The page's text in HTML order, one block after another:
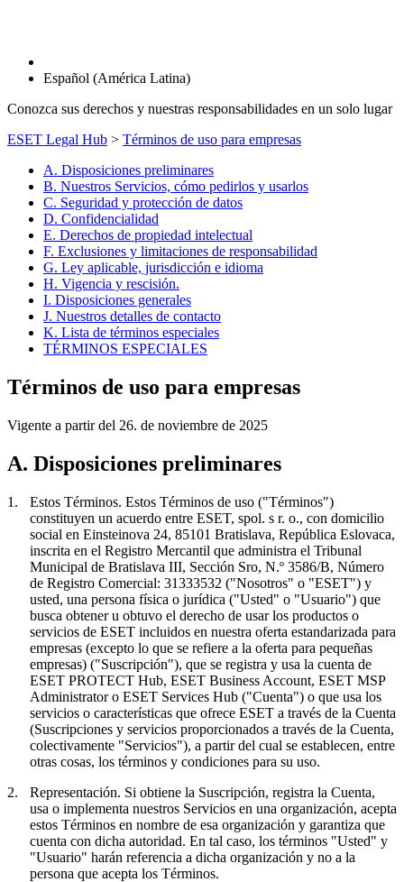
Español (América Latina)
Conozca sus derechos y nuestras responsabilidades en un solo lugar
ESET Legal Hub > Términos de uso para empresas
A. Disposiciones preliminares
B. Nuestros Servicios, cómo pedirlos y usarlos
C. Seguridad y protección de datos
D. Confidencialidad
E. Derechos de propiedad intelectual
F. Exclusiones y limitaciones de responsabilidad
G. Ley aplicable, jurisdicción e idioma
H. Vigencia y rescisión.
I. Disposiciones generales
J. Nuestros detalles de contacto
K. Lista de términos especiales
TÉRMINOS ESPECIALES
Términos de uso para empresas
Vigente a partir del 26. de noviembre de 2025
A. Disposiciones preliminares
1. Estos Términos. Estos Términos de uso ("Términos")
constituyen un acuerdo entre ESET, spol. s r. o., con domicilio
social en Einsteinova 24, 85101 Bratislava, República Eslovaca,
inscrita en el Registro Mercantil que administra el Tribunal
Municipal de Bratislava III, Sección Sro, N.º 3586/B, Número
de Registro Comercial: 31333532 ("Nosotros" o "ESET") y
usted, una persona física o jurídica ("Usted" o "Usuario") que
busca obtener u obtuvo el derecho de usar los productos o
servicios de ESET incluidos en nuestra oferta estandarizada para
empresas (excepto lo que se refiere a la oferta para pequeñas
empresas) ("Suscripción"), que se registra y usa la cuenta de
ESET PROTECT Hub, ESET Business Account, ESET MSP
Administrator o ESET Services Hub ("Cuenta") o que usa los
servicios o características que ofrece ESET a través de la Cuenta
(Suscripciones y servicios proporcionados a través de la Cuenta,
colectivamente "Servicios"), a partir del cual se establecen, entre
otras cosas, los términos y condiciones para su uso.
2.
Representación. Si obtiene la Suscripción, registra la Cuenta,
usa o implementa nuestros Servicios en una organización, acepta
estos Términos en nombre de esa organización y garantiza que
cuenta con dicha autoridad. En tal caso, los términos "Usted" y
"Usuario" harán referencia a dicha organización y no a la
persona que acepta los Términos.